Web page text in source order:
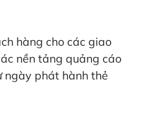
hàng cho các giao
nền tảng quảng cáo
ngày phát hành thẻ